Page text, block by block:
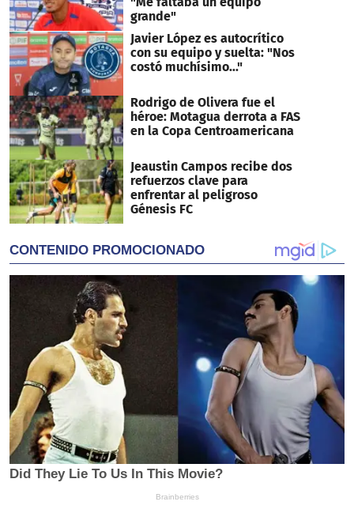
grande"
Javier López es autocrítico
con su equipo y suelta: "Nos
costó muchísimo..."
Rodrigo de Olivera fue el
héroe: Motagua derrota a FAS
en la Copa Centroamericana
Jeaustin Campos recibe dos
refuerzos clave para
enfrentar al peligroso
Génesis FC